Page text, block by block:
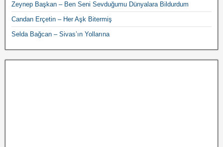
Zeynep Başkan – Ben Seni Sevduğumu Dünyalara Bildurdum
Candan Erçetin – Her Aşk Bitermiş
Selda Bağcan – Sivas’ın Yollarına